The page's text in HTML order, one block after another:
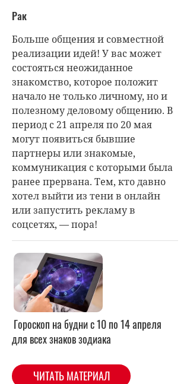
Рак
Больше общения и совместной
реализации идей! У вас может
состояться неожиданное
знакомство, которое положит
начало не только личному, но и
полезному деловому общению. В
период с 21 апреля по 20 мая
могут появиться бывшие
партнеры или знакомые,
коммуникация с которыми была
ранее прервана. Тем, кто давно
хотел выйти из тени в онлайн
или запустить рекламу в
соцсетях, — пора!
Гороскоп на будни с 10 по 14 апреля
для всех знаков зодиака
ЧИТАТЬ МАТЕРИАЛ